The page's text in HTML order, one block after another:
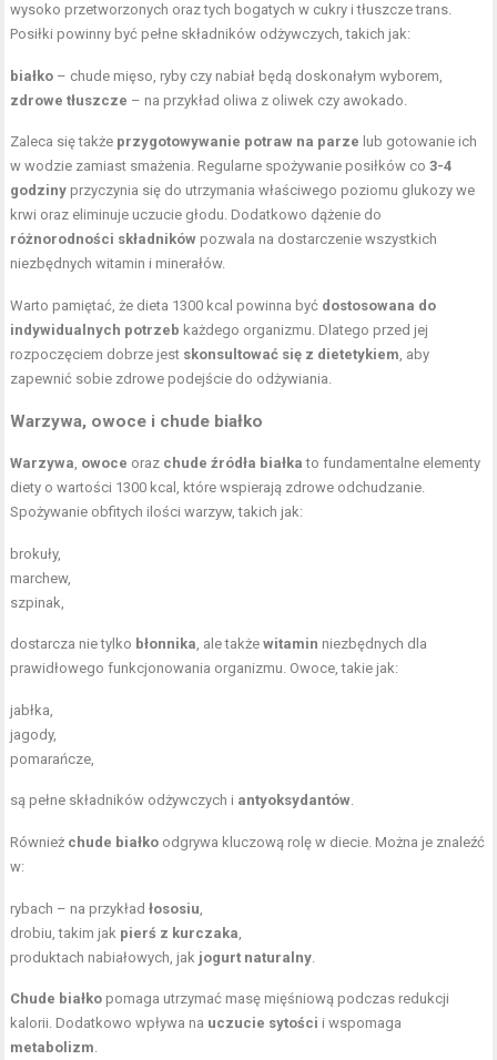
wysoko przetworzonych oraz tych bogatych w cukry i tłuszcze trans.
Posiłki powinny być pełne składników odżywczych, takich jak:
białko – chude mięso, ryby czy nabiał będą doskonałym wyborem,
zdrowe tłuszcze – na przykład oliwa z oliwek czy awokado.
Zaleca się także przygotowywanie potraw na parze lub gotowanie ich
w wodzie zamiast smażenia. Regularne spożywanie posiłków co3-4
godziny przyczynia się do utrzymania właściwego poziomu glukozy we
krwi oraz eliminuje uczucie głodu. Dodatkowo dążenie do
różnorodności składników pozwala na dostarczenie wszystkich
niezbędnych witamin i minerałów.
Warto pamiętać, że dieta 1300 kcal powinna być dostosowana do
indywidualnych potrzeb każdego organizmu. Dlatego przed jej
rozpoczęciem dobrze jest skonsultować się z dietetykiem, aby
zapewnić sobie zdrowe podejście do odżywiania.
Warzywa, owoce i chude białko
Warzywa, owoce oraz chude źródła białka to fundamentalne elementy
diety o wartości 1300 kcal, które wspierają zdrowe odchudzanie.
Spożywanie obfitych ilości warzyw, takich jak:
brokuły,
marchew,
szpinak,
dostarcza nie tylko błonnika, ale takżewitamin niezbędnych dla
prawidłowego funkcjonowania organizmu. Owoce, takie jak:
jabłka,
jagody,
pomarańcze,
są pełne składników odżywczych i antyoksydantów.
Również chude białko odgrywa kluczową rolę w diecie. Można je znaleźć
w:
rybach – na przykładłososiu,
drobiu, takim jak pierś z kurczaka,
produktach nabiałowych, jak jogurt naturalny.
Chude białko pomaga utrzymać masę mięśniową podczas redukcji
kalorii. Dodatkowo wpływa na uczucie sytości i wspomaga
metabolizm.